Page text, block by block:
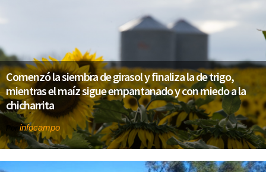
Comenzó la siembra de girasol y finaliza la de trigo,
mientras el maíz sigue empantanado y con miedo a la
chicharrita
infocampo